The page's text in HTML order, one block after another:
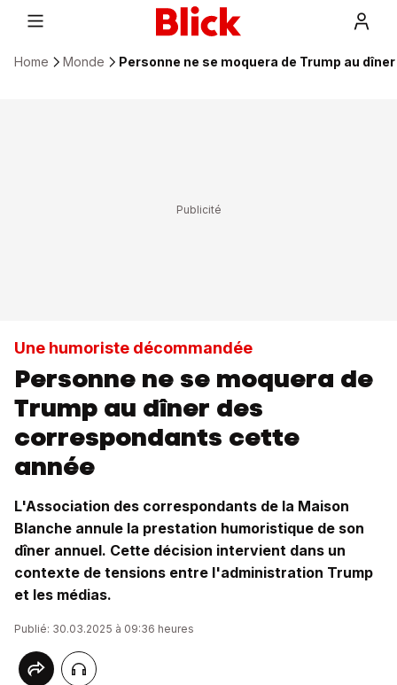
Home Monde Personne ne se moquera de Trump au
Une humoriste décommandée
Personne ne se moquera de
Trump au dîner des
correspondants cette
année
L'Association des correspondants de la Maison
Blanche annule la prestation humoristique de son
dîner annuel. Cette décision intervient dans un
contexte de tensions entre l'administration Trump
et les médias.
Publié: 30.03.2025 à 09:36 heures